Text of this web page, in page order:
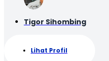
Tigor Sihombing
Lihat Profil